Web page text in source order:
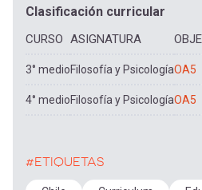
Clasificación curricular
CURSO ASIGNATURA
3° medioFilosofía y PsicologíaOA5
4° medioFilosofía y PsicologíaOA5
#ETIQUETAS